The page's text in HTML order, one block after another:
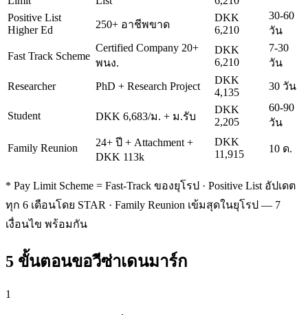
Positive List
Higher Ed
250+ อาชีพขาด
DKK
6,210
30-60
วัน
Fast Track Scheme
Certified Company 20+
พนง.
DKK
6,210
7-30
วัน
Researcher
PhD + Research Project
DKK
4,135
30 วัน
Student DKK 6,683/ม. + ม.รับ
DKK
2,205
60-90
วัน
Family Reunion
24+ ปี + Attachment +
DKK 113k
DKK
11,915
10 ด.
* Pay Limit Scheme = Fast-Track ของยุโรป · Positive List อัปเดต
ทุก 6 เดือนโดย STAR · Family Reunion เข้มสุดในยุโรป — 7
เงื่อนไข พร้อมกัน
5 ขั้นตอนขอวีซ่าเดนมาร์ก
1